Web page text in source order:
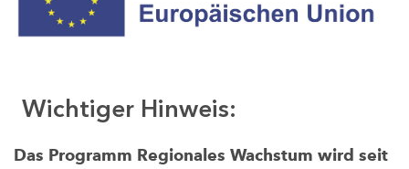
Wichtiger Hinweis:
Das Programm Regionales Wachstum wird seit